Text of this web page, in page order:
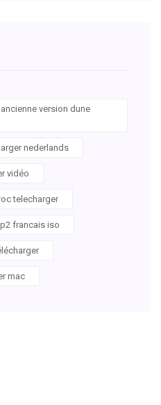
version dune
nederlands
vidéo
telecharger
francais iso
mac